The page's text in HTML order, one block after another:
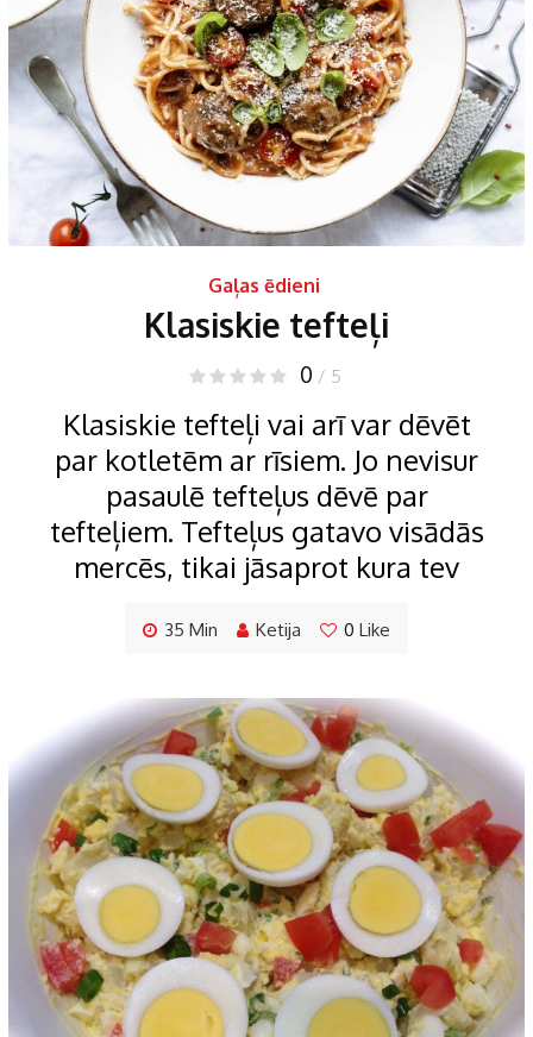
Gaļas ēdieni
Klasiskie tefteļi
0 / 5
Klasiskie tefteļi vai arī var dēvēt
par kotletēm ar rīsiem. Jo nevisur
pasaulē tefteļus dēvē par
tefteļiem. Tefteļus gatavo visādās
mercēs, tikai jāsaprot kura tev
35 Min Ketija 0 Like